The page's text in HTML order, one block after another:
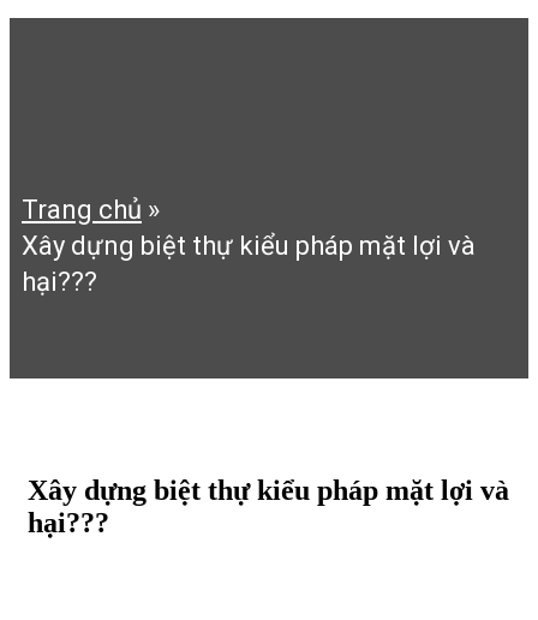
Trang chủ »
Xây dựng biệt thự kiểu pháp mặt lợi và
hại???
Xây dựng biệt thự kiểu pháp mặt lợi và
hại???